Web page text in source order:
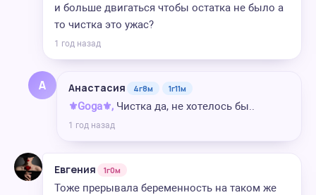
и больше двигаться чтобы остатка не было а
то чистка это ужас?
1 год назад
А Анастасия 4г8м 1г11м
⚜️Goga⚜️, Чистка да, не хотелось бы..
1 год назад
Евгения 1г0м
Тоже прерывала беременность на таком же